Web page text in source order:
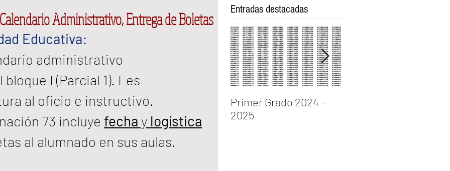
Administrativo, Entrega de Boletas
Educativa:
administrativo
I (Parcial 1). Les
al oficio e instructivo.
73 incluye fecha y logística
al alumnado en sus aulas.
Entradas destacadas
Primer Grado 2024 -
2025